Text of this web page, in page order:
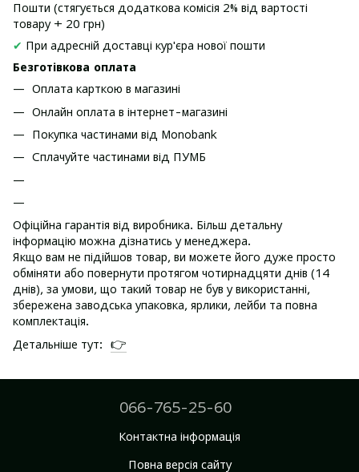
Пошти (стягується додаткова комісія 2% від вартості
товару + 20 грн)
✔ При адресній доставці кур'єра нової пошти
Безготівкова оплата
Оплата карткою в магазині
Онлайн оплата в інтернет-магазині
Покупка частинами від Monobank
Сплачуйте частинами від ПУМБ
Офіційна гарантія від виробника. Більш детальну
інформацію можна дізнатись у менеджера.
Якщо вам не підійшов товар, ви можете його дуже просто
обміняти або повернути протягом чотирнадцяти днів (14
днів), за умови, що такий товар не був у використанні,
збережена заводська упаковка, ярлики, лейби та повна
комплектація.
Детальніше тут:
👉
066-765-25-60
Контактна інформація
Повна версія сайту